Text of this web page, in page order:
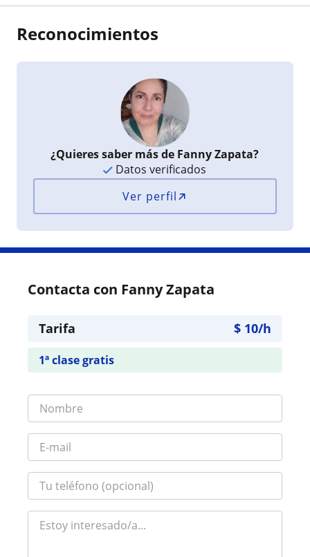
Reconocimientos
¿Quieres saber más de Fanny Zapata?
Datos verificados
Ver perfil
Contacta con Fanny Zapata
Tarifa $ 10/h
1ª clase gratis